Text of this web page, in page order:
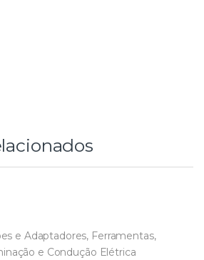
e Adaptadores, Ferramentas,
e Condução Elétrica